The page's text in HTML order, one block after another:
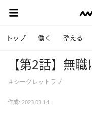
トップ 働く 整える
【第2話】無
＃シークレットラブ
作成: 2023.03.14